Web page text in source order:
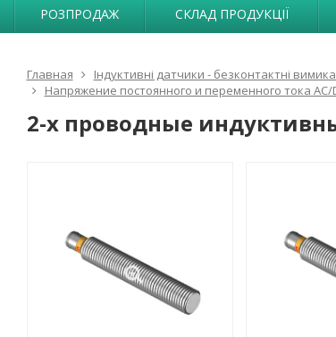
РОЗПРОДАЖ СКЛАД ПРОДУКЦІЇ
Главная Індуктивні датчики - безконтактні
Напряжение постоянного и переменного тока AC/
2-х проводные